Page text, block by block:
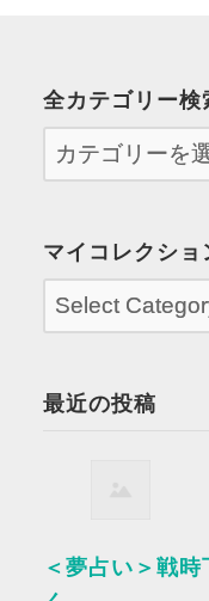
全カテゴリー検
マイコレクショ
最近の投稿
＜夢占い＞戦